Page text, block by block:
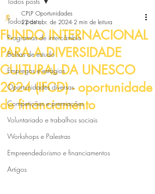
Todos posts
Programas de intercâmbio
Bolsas de estudo
Empregos e estágios
Oportunidades diversas
Competições e premiações
Voluntariado e trabalhos sociais
Workshops e Palestras
Empreendedorismo e financiamentos
Artigos
FUNDO INTERNACIONAL
PARA A DIVERSIDADE
CULTURAL DA UNESCO
2024 (IFCD) - oportunidade
de financiamento
CPLP Oportunidades
22 de abr. de 2024 2 min de leitura